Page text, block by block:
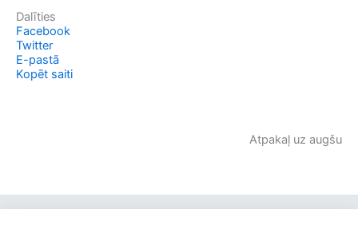
Dalīties
Facebook
Twitter
E-pastā
Kopēt saiti
Atpakaļ uz augšu